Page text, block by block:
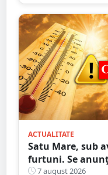
ACTUALITATE
Satu Mare, sub
furtuni. Se
ridicate.
7 august 2026